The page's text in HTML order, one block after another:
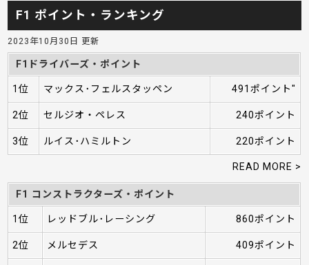
F1 ポイント・ランキング
2023年10月30日 更新
F1ドライバーズ・ポイント
1位 マックス･フェルスタッペン 491ポイント"
2位 セルジオ・ペレス 240ポイント
3位 ルイス･ハミルトン 220ポイント
READ MORE >
F1 コンストラクターズ・ポイント
1位 レッドブル･レーシング 860ポイント
2位 メルセデス 409ポイント